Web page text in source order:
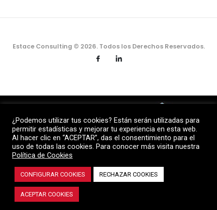
Estace Consulting © 2026. Todos los Derechos Reservados.
¿Podemos utilizar tus cookies? Están serán utilizadas para
permitir estadísticas y mejorar tu experiencia en esta web.
Al hacer clic en “ACEPTAR”, das el consentimiento para el
uso de todas las cookies. Para conocer más visita nuestra
Política de Cookies
CONFIGURAR COOKIES RECHAZAR COOKIES
ACEPTAR COOKIES